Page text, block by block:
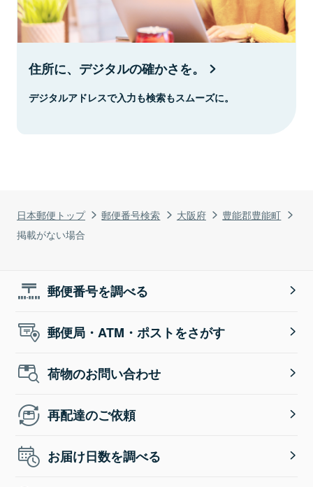
日本郵便トップ 郵便番号検索 大阪府
豊能郡豊能町
掲載がない場合
住所に、デジタルの確かさを。
デジタルアドレスで入力も検索もスムーズに。
郵便番号を調べる
郵便局・ATM・ポストをさがす
荷物のお問い合わせ
再配達のご依頼
お届け日数を調べる